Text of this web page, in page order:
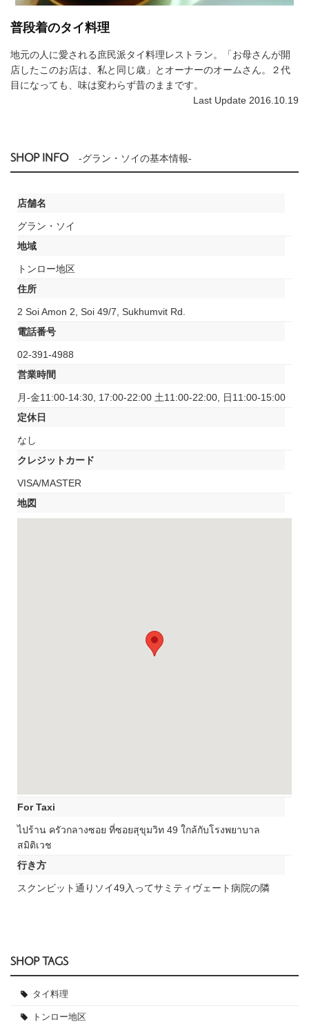
普段着のタイ料理
地元の人に愛される庶民派タイ料理レストラン。「お母さんが開
店したこのお店は、私と同じ歳」とオーナーのオームさん。２代
目になっても、味は変わらず昔のままです。
Last Update 2016.10.19
SHOP INFO -グラン・ソイの基本情報-
店舗名
グラン・ソイ
地域
トンロー地区
住所
2 Soi Amon 2, Soi 49/7, Sukhumvit Rd.
電話番号
02-391-4988
営業時間
月-金11:00-14:30, 17:00-22:00 土11:00-22:00, 日11:00-15:00
定休日
なし
クレジットカード
VISA/MASTER
地図
For Taxi
ไปร้าน ครัวกลางซอย ที่ซอยสุขุมวิท 49 ใกล้กับโรงพยาบาล
สมิติเวช
行き方
スクンビット通りソイ49入ってサミティヴェート病院の隣
SHOP TAGS
タイ料理
トンロー地区